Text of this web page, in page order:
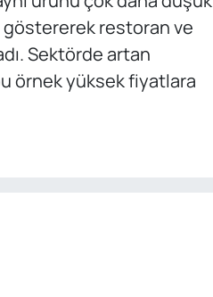
restoran ve
Sektörde artan
örnek yüksek fiyatlara